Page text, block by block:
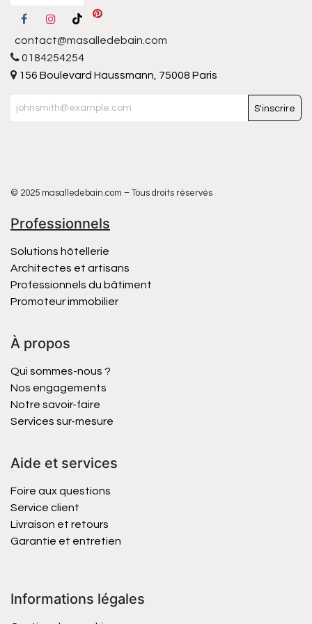
contact@masalledebain.com
0184254254
156 Boulevard Haussmann, 75008 Paris
S'inscrire
© 2025 masalledebain.com – Tous droits réservés
Professionnels
Solutions hôtellerie
Architectes et artisans
Professionnels du bâtiment
Promoteur immobilier
À propos
Qui sommes-nous ?
Nos engagements
Notre savoir-faire
Services sur-mesure
Aide et services
Foire aux questions
Service client
Livraison et retours
Garantie et entretien
Informations légales